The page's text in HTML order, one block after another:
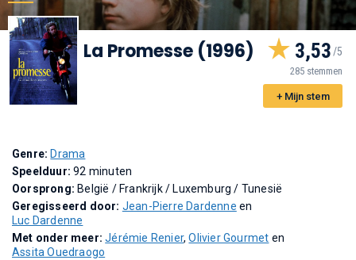
La Promesse (1996) 3,53
285 stemmen
+ Mijn stem
Genre: Drama
Speelduur:92 minuten
Oorsprong: België / Frankrijk / Luxemburg / Tunesië
Geregisseerd door: Jean-Pierre Dardenne en
Luc Dardenne
Met onder meer:Jérémie Renier,Olivier Gourmet en
Assita Ouedraogo